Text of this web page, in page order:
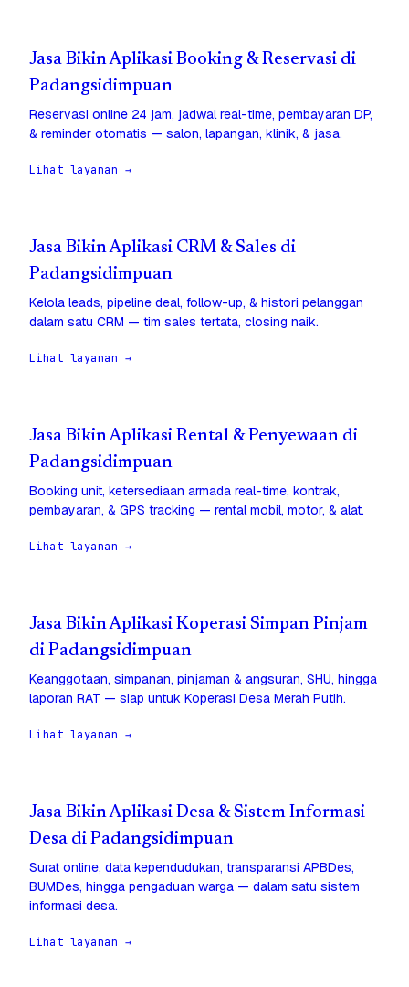
Jasa Bikin Aplikasi Booking & Reservasi di
Padangsidimpuan
Reservasi online 24 jam, jadwal real-time, pembayaran DP,
& reminder otomatis — salon, lapangan, klinik, & jasa.
Lihat layanan →
Jasa Bikin Aplikasi CRM & Sales di
Padangsidimpuan
Kelola leads, pipeline deal, follow-up, & histori pelanggan
dalam satu CRM — tim sales tertata, closing naik.
Lihat layanan →
Jasa Bikin Aplikasi Rental & Penyewaan di
Padangsidimpuan
Booking unit, ketersediaan armada real-time, kontrak,
pembayaran, & GPS tracking — rental mobil, motor, & alat.
Lihat layanan →
Jasa Bikin Aplikasi Koperasi Simpan Pinjam
di Padangsidimpuan
Keanggotaan, simpanan, pinjaman & angsuran, SHU, hingga
laporan RAT — siap untuk Koperasi Desa Merah Putih.
Lihat layanan →
Jasa Bikin Aplikasi Desa & Sistem Informasi
Desa di Padangsidimpuan
Surat online, data kependudukan, transparansi APBDes,
BUMDes, hingga pengaduan warga — dalam satu sistem
informasi desa.
Lihat layanan →